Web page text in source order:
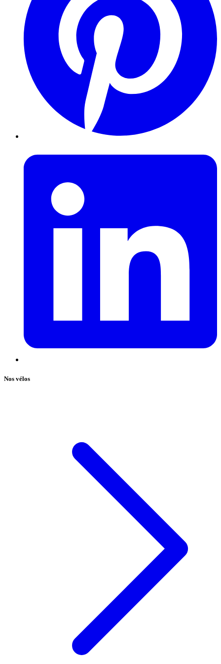
Nos vélos